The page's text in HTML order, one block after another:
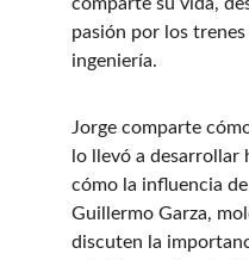
pasión por los
ingeniería.
Jorge comparte
lo llevó a desarrollar
cómo la influencia
Guillermo Garza,
discuten la